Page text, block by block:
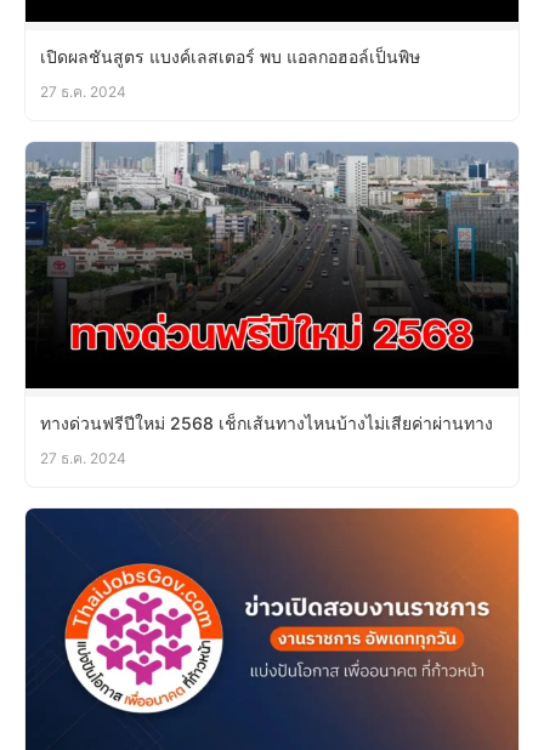
เปิดผลชันสูตร แบงค์เลสเตอร์ พบ แอลกอฮอล์เป็นพิษ
27 ธ.ค. 2024
ทางด่วนฟรีปีใหม่ 2568 เช็กเส้นทางไหนบ้างไม่เสียค่าผ่านทาง
27 ธ.ค. 2024